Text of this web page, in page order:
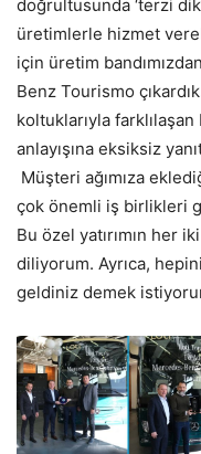
doğrultusunda ‘terzi
üretimlerle hizmet
için üretim
Benz Tourismo
koltuklarıyla
anlayışına eksiksiz
Müşteri ağımıza
çok önemli iş birlikleri
Bu özel yatırımın her
diliyorum. Ayrıca,
geldiniz demek